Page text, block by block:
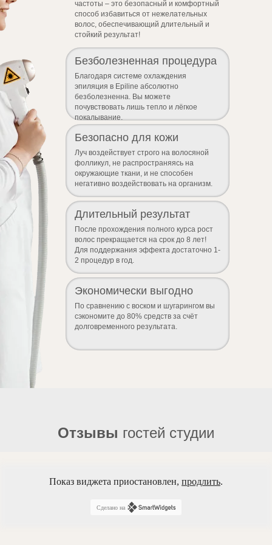
По сравнению с воском и шугарингом вы
сэкономите до 80% средств за счёт
долговременного результата.
Экономически выгодно
После прохождения полного курса рост
волос прекращается на срок до 8 лет!
Для поддержания эффекта достаточно 1-
2 процедур в год.
Длительный результат
Луч воздействует строго на волосяной
фолликул, не распространяясь на
окружающие ткани, и не способен
негативно воздействовать на организм.
Безопасно для кожи
Благодаря системе охлаждения
эпиляция в Epiline абсолютно
безболезненна. Вы можете
почувствовать лишь тепло и лёгкое
покалывание.
Безболезненная процедура
частоты – это безопасный и комфортный
способ избавиться от нежелательных
волос, обеспечивающий длительный и
стойкий результат!
Отзывы гостей студии
Показ виджета приостановлен, продлить.
Сделано на